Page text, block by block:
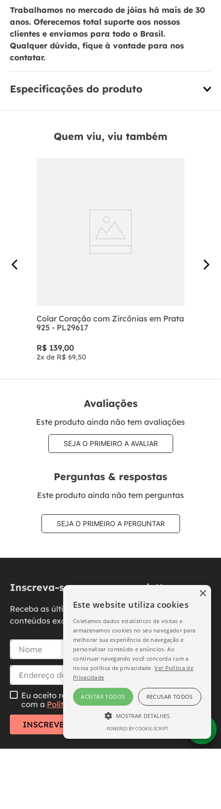
Trabalhamos no mercado de jóias há mais de 30
anos. Oferecemos total suporte aos nossos
clientes e enviamos para todo o Brasil.
Qualquer dúvida, fique à vontade para nos
contatar.
Especificações do produto
Quem viu, viu também
Colar Coração com Zircônias em Prata
925 - PL29617
R$ 139,00
2x de R$ 69,50
Avaliações
Este produto ainda não tem avaliações
SEJA O PRIMEIRO A AVALIAR
Perguntas & respostas
Este produto ainda não tem perguntas
SEJA O PRIMEIRO A PERGUNTAR
Inscreva-se na nossa newsletter
Receba as últimas novidades, promoções e
conteúdos exclusivos diretamente no seu e-mail.
Eu aceito receber essa newsletter, li e concordo
com a Política de Privacidade
INSCREVER-SE
Este website utiliza cookies
Coletamos dados estatísticos de visitas e
armazenamos cookies no seu navegador para
melhorar sua experiência de navegação e
personalizar conteúdo e anúncios. Ao
continuar navegando você concorda com a
nossa política de privacidade.Ver Política de
Privacidade
ACEITAR TODOS RECUSAR TODOS
MOSTRAR DETALHES
ESTRITAMENTE NECESSÁRIO
POWERED BY COOKIE-SCRIPT
×